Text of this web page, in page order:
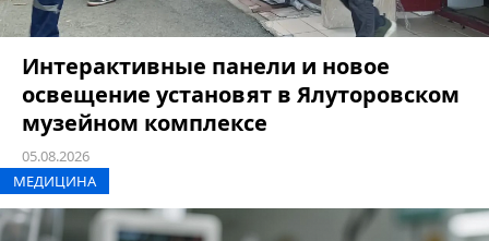
Интерактивные панели и новое
освещение установят в Ялуторовском
музейном комплексе
05.08.2026
МЕДИЦИНА